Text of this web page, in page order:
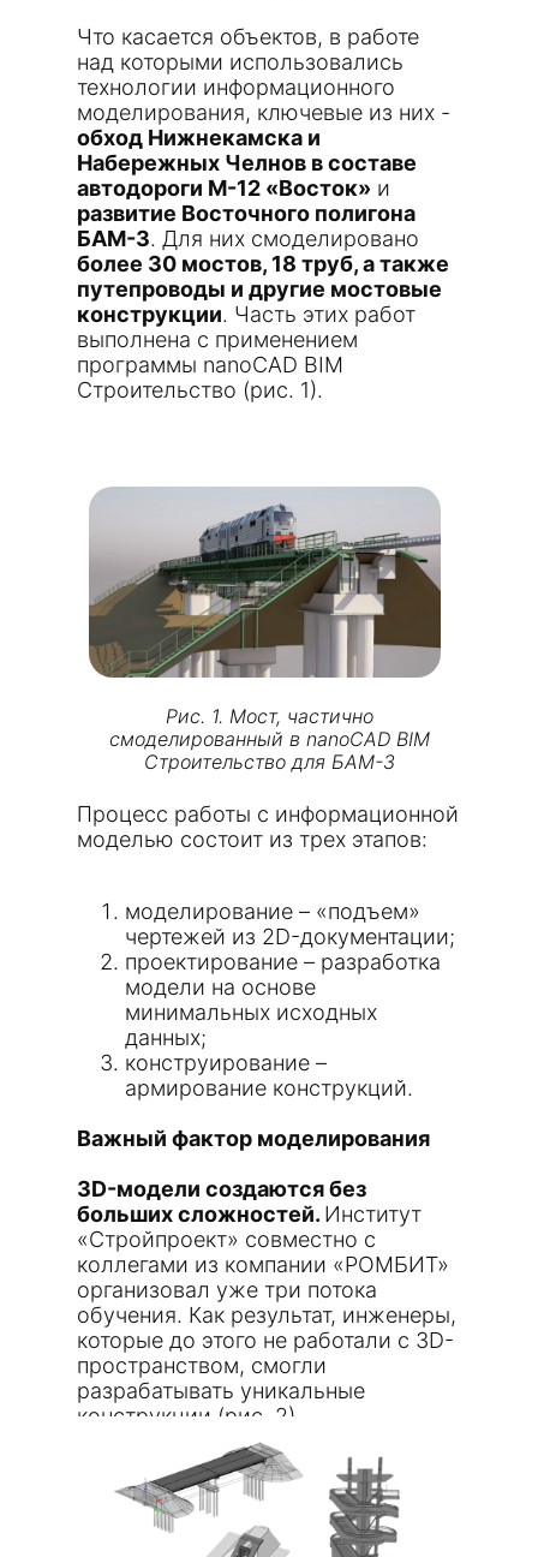
Что касается объектов, в работе
над которыми использовались
технологии информационного
моделирования, ключевые из них -
обход Нижнекамска и
Набережных Челнов в составе
автодороги М-12 «Восток» и
развитие Восточного полигона
БАМ-3. Для них смоделировано
более 30 мостов, 18 труб, а также
путепроводы и другие мостовые
конструкции. Часть этих работ
выполнена с применением
программы nanoCAD BIM
Строительство (рис. 1).
Рис. 1. Мост, частично
смоделированный в nanoCAD BIM
Строительство для БАМ-3
Процесс работы с информационной
моделью состоит из трех этапов:
моделирование – «подъем»
чертежей из 2D-документации;
проектирование – разработка
модели на основе
минимальных исходных
данных;
конструирование –
армирование конструкций.
Важный фактор моделирования
3D-модели создаются без
больших сложностей. Институт
«Стройпроект» совместно с
коллегами из компании «РОМБИТ»
организовал уже три потока
обучения. Как результат, инженеры,
которые до этого не работали с 3D-
пространством, смогли
разрабатывать уникальные
конструкции (рис. 2).